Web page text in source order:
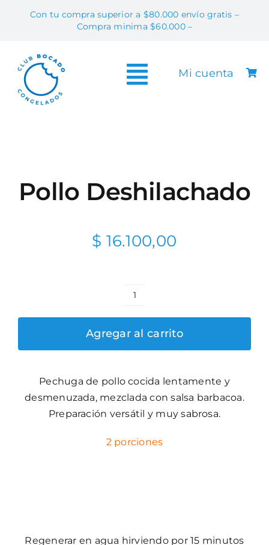
Con tu compra superior a $80.000 envío gratis –
Compra minima $60.000 –
Toggle
Preguntas
Mi cuenta
Pollo Deshilachado
$ 16.100,00
Deshilachado
cantidad
Agregar al carrito
Pechuga de pollo cocida lentamente y
desmenuzada, mezclada con salsa barbacoa.
Preparación versátil y muy sabrosa.
2 porciones
Regenerar en agua hirviendo por 15 minutos